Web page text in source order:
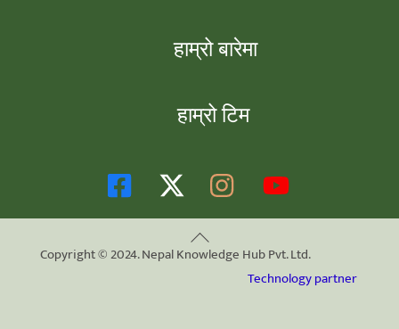
हाम्रो बारेमा
हाम्रो टिम
Back
To
Copyright © 2024. Nepal Knowledge Hub Pvt. Ltd.
Technology partner